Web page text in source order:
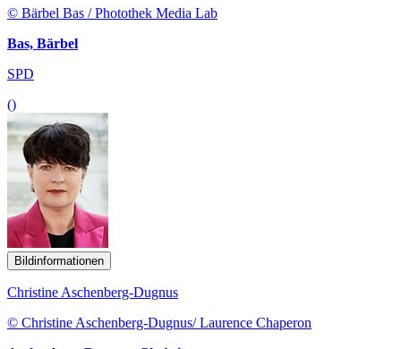
© Bärbel Bas / Photothek Media Lab
Bas, Bärbel
SPD
()
Bildinformationen
Christine Aschenberg-Dugnus
© Christine Aschenberg-Dugnus/ Laurence Chaperon